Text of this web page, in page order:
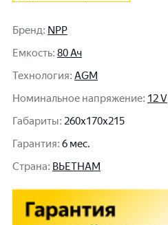
Бренд: NPP
Емкость: 80 Ач
Технология: AGM
Номинальное напряжение: 12 V
Габариты: 260x170x215
Гарантия: 6 мес.
Cтрана: ВЬЕТНАМ